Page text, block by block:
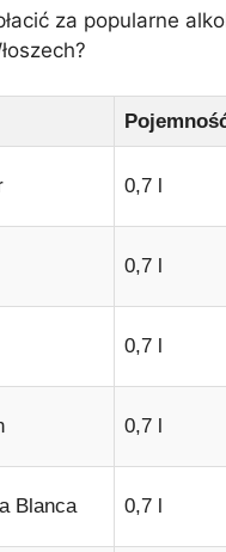
za popularne
0,7 l
0,7 l
0,7 l
0,7 l
Blanca 0,7 l